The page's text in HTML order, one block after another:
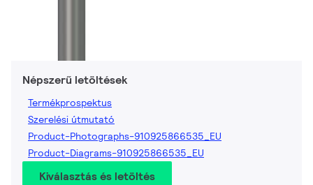
Népszerű letöltések
Termékprospektus
Szerelési útmutató
Product-Photographs-910925866535_EU
Product-Diagrams-910925866535_EU
Kiválasztás és letöltés